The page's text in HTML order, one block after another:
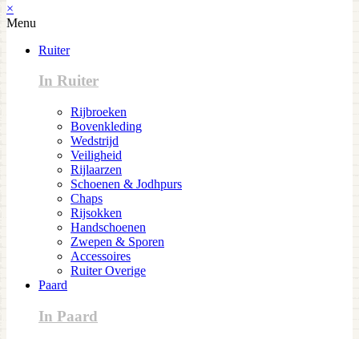
×
Menu
Ruiter
In Ruiter
Rijbroeken
Bovenkleding
Wedstrijd
Veiligheid
Rijlaarzen
Schoenen & Jodhpurs
Chaps
Rijsokken
Handschoenen
Zwepen & Sporen
Accessoires
Ruiter Overige
Paard
In Paard